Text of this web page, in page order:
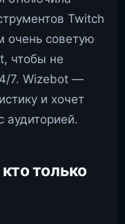
Twitch
очень советую
чтобы не
7. Wizebot —
и хочет
аудиторией.
только